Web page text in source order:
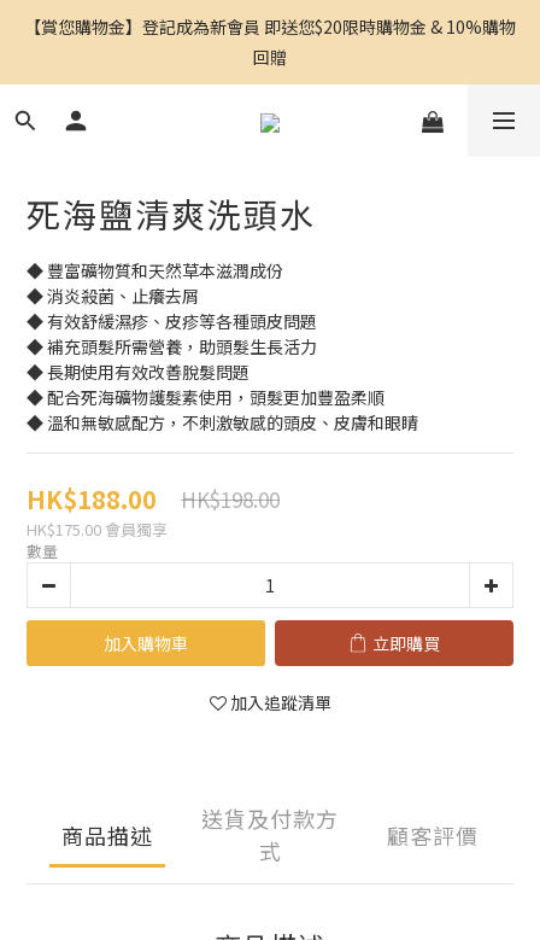
【賞您購物金】登記成為新會員 即送您$20限時購物金 & 10%購物
回贈
死海鹽清爽洗頭水
◆ 豐富礦物質和天然草本滋潤成份
◆ 消炎殺菌、止癢去屑
◆ 有效舒緩濕疹、皮疹等各種頭皮問題
◆ 補充頭髮所需營養，助頭髮生長活力
◆ 長期使用有效改善脫髮問題
◆ 配合死海礦物護髮素使用，頭髮更加豐盈柔順
◆ 溫和無敏感配方，不刺激敏感的頭皮、皮膚和眼睛
HK$188.00 HK$198.00
HK$175.00 會員獨享
數量
加入購物車 立即購買
加入追蹤清單
商品描述
送貨及付款方
式
顧客評價